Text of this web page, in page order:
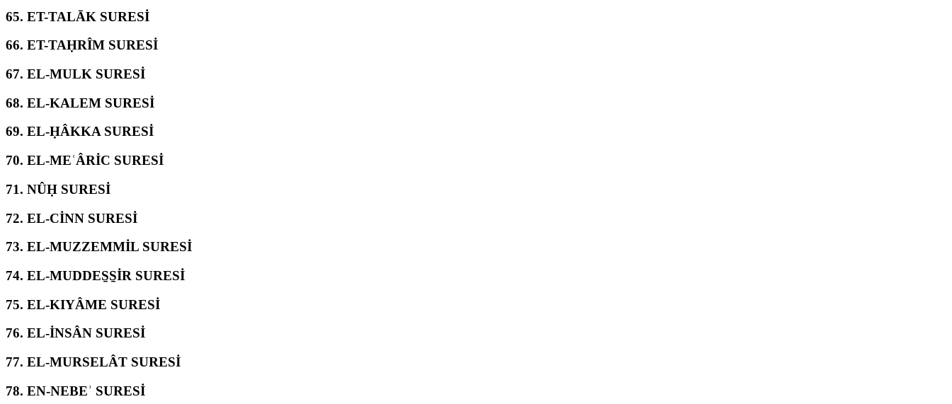
65. ET-TALĀK SURESİ
66. ET-TAḤRÎM SURESİ
67. EL-MULK SURESİ
68. EL-KALEM SURESİ
69. EL-ḤÂKKA SURESİ
70. EL-MEʿÂRİC SURESİ
71. NÛḤ SURESİ
72. EL-CİNN SURESİ
73. EL-MUZZEMMİL SURESİ
74. EL-MUDDES̱S̱İR SURESİ
75. EL-KIYÂME SURESİ
76. EL-İNSÂN SURESİ
77. EL-MURSELÂT SURESİ
78. EN-NEBEʾ SURESİ